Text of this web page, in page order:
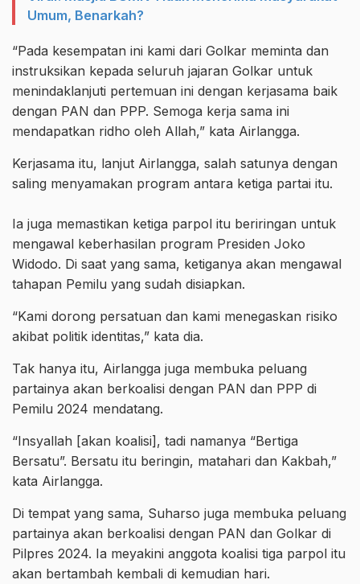
Umum, Benarkah?
“Pada kesempatan ini kami dari Golkar meminta dan
instruksikan kepada seluruh jajaran Golkar untuk
menindaklanjuti pertemuan ini dengan kerjasama baik
dengan PAN dan PPP. Semoga kerja sama ini
mendapatkan ridho oleh Allah,” kata Airlangga.
Kerjasama itu, lanjut Airlangga, salah satunya dengan
saling menyamakan program antara ketiga partai itu.
Ia juga memastikan ketiga parpol itu beriringan untuk
mengawal keberhasilan program Presiden Joko
Widodo. Di saat yang sama, ketiganya akan mengawal
tahapan Pemilu yang sudah disiapkan.
“Kami dorong persatuan dan kami menegaskan risiko
akibat politik identitas,” kata dia.
Tak hanya itu, Airlangga juga membuka peluang
partainya akan berkoalisi dengan PAN dan PPP di
Pemilu 2024 mendatang.
“Insyallah [akan koalisi], tadi namanya “Bertiga
Bersatu”. Bersatu itu beringin, matahari dan Kakbah,”
kata Airlangga.
Di tempat yang sama, Suharso juga membuka peluang
partainya akan berkoalisi dengan PAN dan Golkar di
Pilpres 2024. Ia meyakini anggota koalisi tiga parpol itu
akan bertambah kembali di kemudian hari.